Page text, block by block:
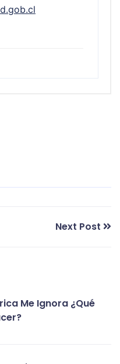
Next Post
Me Ignora ¿qué